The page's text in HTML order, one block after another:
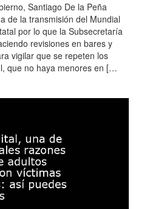
Santiago De la Peña
de la transmisión del Mundial
por lo que la Subsecretaría
revisiones en bares y
vigilar que se repeten los
que no haya menores en […